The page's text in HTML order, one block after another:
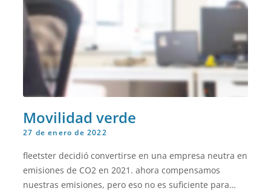
Movilidad verde
27 de enero de 2022
fleetster decidió convertirse en una empresa neutra en
emisiones de CO2 en 2021. ahora compensamos
nuestras emisiones, pero eso no es suficiente para